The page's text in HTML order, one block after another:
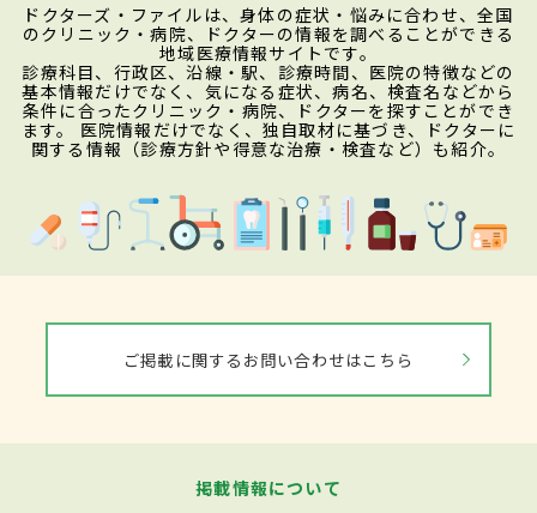
ドクターズ・ファイルは、身体の症状・悩みに合わせ、全国
のクリニック・病院、ドクターの情報を調べることができる
地域医療情報サイトです。
診療科目、行政区、沿線・駅、診療時間、医院の特徴などの
基本情報だけでなく、気になる症状、病名、検査名などから
条件に合ったクリニック・病院、ドクターを探すことができ
ます。 医院情報だけでなく、独自取材に基づき、ドクターに
関する情報（診療方針や得意な治療・検査など）も紹介。
ご掲載に関するお問い合わせはこちら
掲載情報について